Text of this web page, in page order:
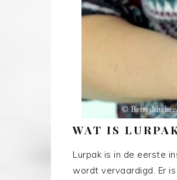
WAT IS
Lurpak is in de eerste
wordt vervaardigd. Er